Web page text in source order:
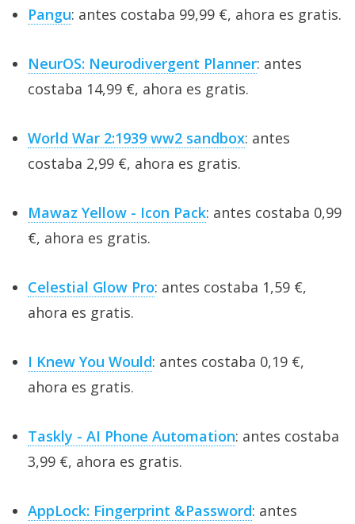
Pangu: antes costaba 99,99 €, ahora es gratis.
NeurOS: Neurodivergent Planner: antes
costaba 14,99 €, ahora es gratis.
World War 2:1939 ww2 sandbox: antes
costaba 2,99 €, ahora es gratis.
Mawaz Yellow - Icon Pack: antes costaba 0,99
€, ahora es gratis.
Celestial Glow Pro: antes costaba 1,59 €,
ahora es gratis.
I Knew You Would: antes costaba 0,19 €,
ahora es gratis.
Taskly - AI Phone Automation: antes costaba
3,99 €, ahora es gratis.
AppLock: Fingerprint &Password: antes